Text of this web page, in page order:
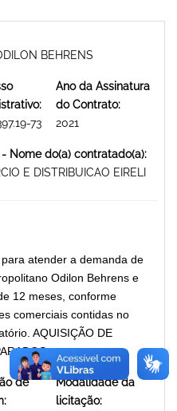
BEHRENS
73
Ano da Assinatura
do Contrato:
2021
Nome do(a) contratado(a):
E DISTRIBUICAO EIRELI
atender a demanda de
Odilon Behrens e
12 meses, conforme
comerciais contidas no
AQUISIÇÃO DE
de
Modalidade da
licitação: